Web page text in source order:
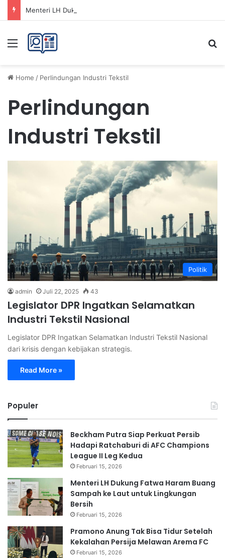
Menu
Home / Perlindungan Industri Tekstil
Perlindungan
Industri Tekstil
Politik
admin Juli 22, 2025 43
Legislator DPR Ingatkan Selamatkan
Industri Tekstil Nasional
Legislator DPR Ingatkan Selamatkan Industri Tekstil Nasional
dari krisis dengan kebijakan strategis.
Read More »
Populer
Beckham Putra Siap Perkuat Persib
Hadapi Ratchaburi di AFC Champions
League II Leg Kedua
Februari 15, 2026
Menteri LH Dukung Fatwa Haram Buang
Sampah ke Laut untuk Lingkungan
Bersih
Februari 15, 2026
Pramono Anung Tak Bisa Tidur Setelah
Kekalahan Persija Melawan Arema FC
Februari 15, 2026